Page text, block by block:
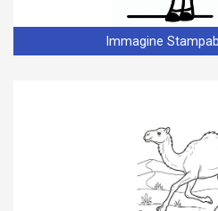
Immagine